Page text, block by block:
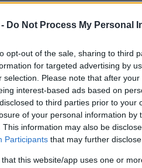
Do Not Process My Personal
opt-out of the sale, sharing to third
for targeted advertising by
selection. Please note that after
interest-based ads based on
to third parties prior to
of your personal information by
This information may also be
Participants that may further
that this website/app uses one or
decemberben a 20
2024. 11. 08.|Kultúrpart
A hazai cigány folklór
éves Romengóval és a
Mónikával december 6-án az
Harmadik alkalommal